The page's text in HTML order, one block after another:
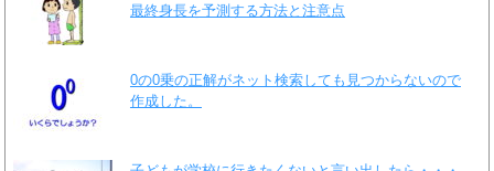
最終身長を予測する方法と注意点
0の0乗の正解がネット検索しても見つからないので
作成した。